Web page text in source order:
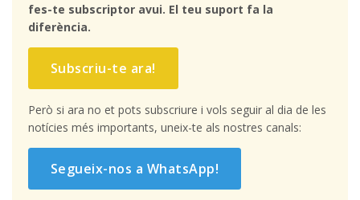
fes-te subscriptor avui. El teu suport fa la
diferència.
Subscriu-te ara!
Però si ara no et pots subscriure i vols seguir al dia de les
notícies més importants, uneix-te als nostres canals:
Segueix-nos a WhatsApp!